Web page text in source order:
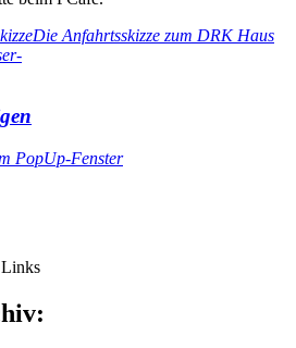
Die Anfahrtsskizze zum DRK Haus
PopUp-Fenster
Links